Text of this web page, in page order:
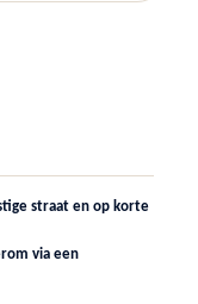
straat en op korte
via een